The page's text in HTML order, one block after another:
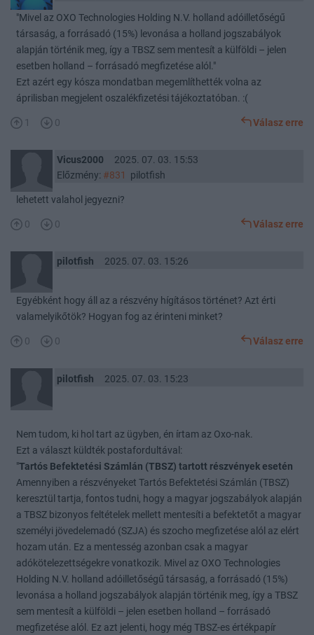
"Mivel az OXO Technologies Holding N.V. holland adóilletőségű
társaság, a forrásadó (15%) levonása a holland jogszabályok
alapján történik meg, így a TBSZ sem mentesít a külföldi – jelen
esetben holland – forrásadó megfizetése alól."
Ezt azért egy kósza mondatban megemlíthették volna az
áprilisban megjelent oszalékfizetési tájékoztatóban. :(
1 0 Válasz erre
Vicus2000
2025. 07. 03. 15:53
Előzmény: #831 pilotfish
lehetett valahol jegyezni?
0 0 Válasz erre
pilotfish 2025. 07. 03. 15:26
Egyébként hogy áll az a részvény hígításos történet? Azt érti
valamelyikőtök? Hogyan fog az érinteni minket?
0 0 Válasz erre
pilotfish 2025. 07. 03. 15:23
Nem tudom, ki hol tart az ügyben, én írtam az Oxo-nak.
Ezt a választ küldték postafordultával:
"Tartós Befektetési Számlán (TBSZ) tartott részvények esetén
Amennyiben a részvényeket Tartós Befektetési Számlán (TBSZ)
keresztül tartja, fontos tudni, hogy a magyar jogszabályok alapján
a TBSZ bizonyos feltételek mellett mentesíti a befektetőt a magyar
személyi jövedelemadó (SZJA) és szocho megfizetése alól az elért
hozam után. Ez a mentesség azonban csak a magyar
adókötelezettségekre vonatkozik. Mivel az OXO Technologies
Holding N.V. holland adóilletőségű társaság, a forrásadó (15%)
levonása a holland jogszabályok alapján történik meg, így a TBSZ
sem mentesít a külföldi – jelen esetben holland – forrásadó
megfizetése alól. Ez azt jelenti, hogy még TBSZ-es értékpapír